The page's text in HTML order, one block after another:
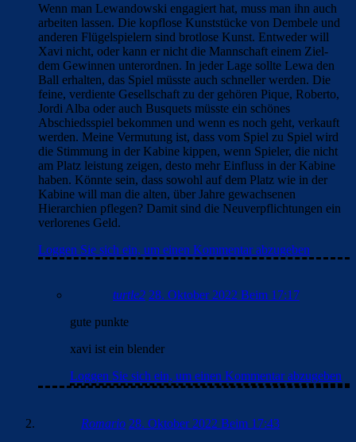
Wenn man Lewandowski engagiert hat, muss man ihn auch
arbeiten lassen. Die kopflose Kunststücke von Dembele und
anderen Flügelspielern sind brotlose Kunst. Entweder will
Xavi nicht, oder kann er nicht die Mannschaft einem Ziel-
dem Gewinnen unterordnen. In jeder Lage sollte Lewa den
Ball erhalten, das Spiel müsste auch schneller werden. Die
feine, verdiente Gesellschaft zu der gehören Pique, Roberto,
Jordi Alba oder auch Busquets müsste ein schönes
Abschiedsspiel bekommen und wenn es noch geht, verkauft
werden. Meine Vermutung ist, dass vom Spiel zu Spiel wird
die Stimmung in der Kabine kippen, wenn Spieler, die nicht
am Platz leistung zeigen, desto mehr Einfluss in der Kabine
haben. Könnte sein, dass sowohl auf dem Platz wie in der
Kabine will man die alten, über Jahre gewachsenen
Hierarchien pflegen? Damit sind die Neuverpflichtungen ein
verlorenes Geld.
Loggen Sie sich ein, um einen Kommentar abzugeben
turtle2 28. Oktober 2022 Beim 17:17
gute punkte
xavi ist ein blender
Loggen Sie sich ein, um einen Kommentar abzugeben
Romario 28. Oktober 2022 Beim 17:43